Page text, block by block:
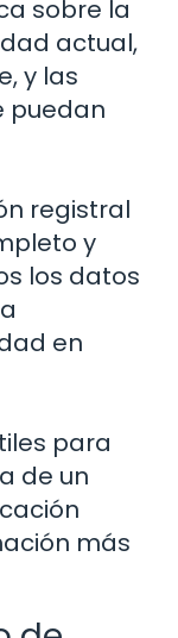
sobre la
actual,
y las
puedan
registral
y
los datos
en
para
de un
más